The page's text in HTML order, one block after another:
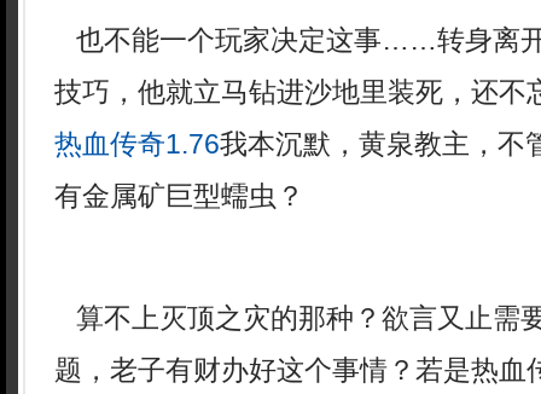
也不能一个玩家决定这事……转身离
技巧，他就立马钻进沙地里装死，还不
热血传奇1.76我本沉默，黄泉教主，不
有金属矿巨型蠕虫？
算不上灭顶之灾的那种？欲言又止需
题，老子有财办好这个事情？若是热血